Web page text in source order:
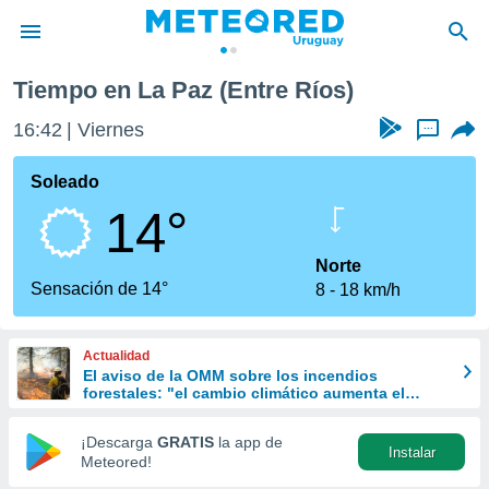
de
ha
calidad.
a este
las
y
forma
digital
basada
Tiempo en La Paz (Entre Ríos)
16:42 Viernes ...
Soleado
14°
Sensación de 14°
Norte
8
18 km/h
Actualidad
El aviso de la OMM sobre los incendios
forestales: "el cambio climático aumenta el
¡Descarga GRATIS la app de
Meteored!
Instalar